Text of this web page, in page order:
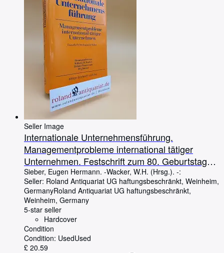
Seller Image
Internationale Unternehmensführung.
Managementprobleme international tätiger
Unternehmen. Festschrift zum 80. Geburtstag
von Eugen Hermann Sieber.
Sieber, Eugen Hermann. -Wacker, W.H. (Hrsg.). -:
Seller: Roland Antiquariat UG haftungsbeschränkt, Weinheim,
GermanyRoland Antiquariat UG haftungsbeschränkt,
Weinheim, Germany
5-star seller
Hardcover
Condition
Condition: UsedUsed
£ 20.59